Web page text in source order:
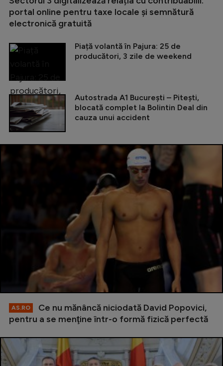
portal online pentru taxe locale și semnătură
electronică gratuită
Piață volantă în Pajura: 25 de
producători, 3 zile de weekend
Autostrada A1 București – Pitești,
blocată complet la Bolintin Deal din
cauza unui accident
AS.RO
Ce nu mănâncă niciodată David Popovici,
pentru a se menţine într-o formă fizică perfectă